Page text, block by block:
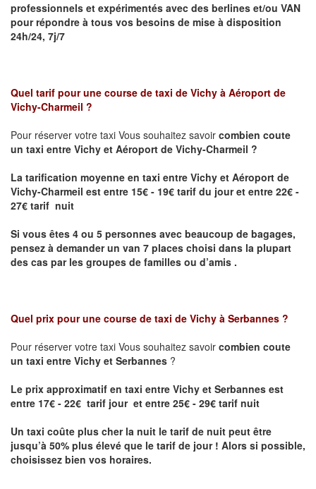
professionnels et expérimentés avec des berlines et/ou VAN
pour répondre à tous vos besoins de mise à disposition
24h/24, 7j/7
Quel tarif pour une course de taxi de Vichy à Aéroport de
Vichy-Charmeil ?
Pour réserver votre taxi Vous souhaitez savoir combien coute
un taxi entre Vichy et Aéroport de Vichy-Charmeil ?
La tarification moyenne en taxi entre Vichy et Aéroport de
Vichy-Charmeil est entre 15€ - 19€ tarif du jour et entre 22€ -
27€ tarif nuit
Si vous êtes 4 ou 5 personnes avec beaucoup de bagages,
pensez à demander un van 7 places choisi dans la plupart
des cas par les groupes de familles ou d’amis .
Quel prix pour une course de taxi de Vichy à Serbannes ?
Pour réserver votre taxi Vous souhaitez savoir combien coute
un taxi entre Vichy et Serbannes ?
Le prix approximatif en taxi entre Vichy et Serbannes est
entre 17€ - 22€ tarif jour et entre 25€ - 29€ tarif nuit
Un taxi coûte plus cher la nuit le tarif de nuit peut être
jusqu’à 50% plus élevé que le tarif de jour ! Alors si possible,
choisissez bien vos horaires.